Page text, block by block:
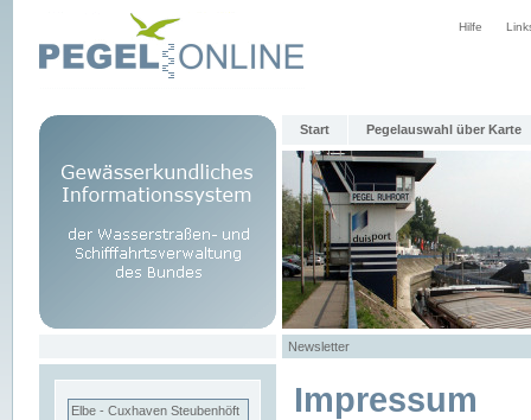
Hilfe
Start Pegelauswahl über Karte
Newsletter
Elbe - Cuxhaven Steubenhöft Impressum